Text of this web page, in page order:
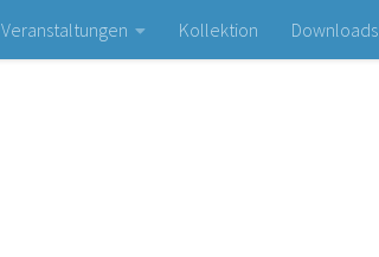
Veranstaltungen Kollektion Downloads